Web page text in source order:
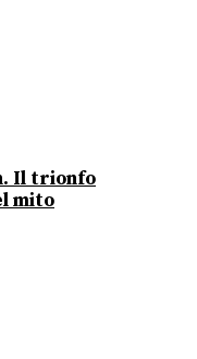
Il trionfo
mito